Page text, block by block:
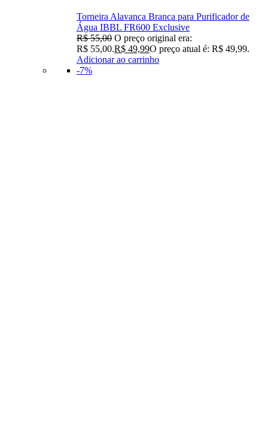
Torneira Alavanca Branca para Purificador de
Água IBBL FR600 Exclusive
R$55,00 O preço original era:
R$ 55,00.R$ 49,99O preço atual é: R$ 49,99.
Adicionar ao carrinho
-7%